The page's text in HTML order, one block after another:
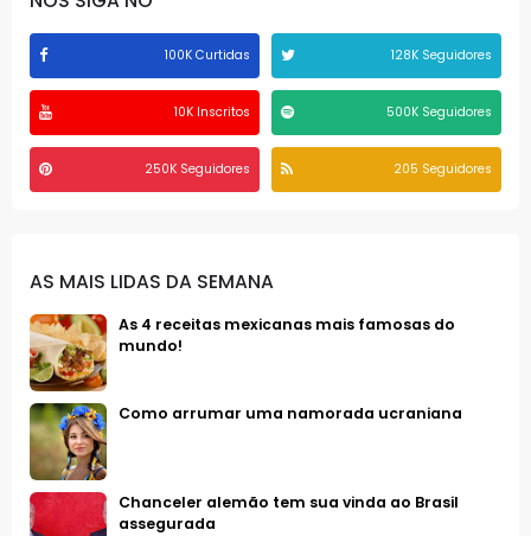
100K Curtidas 128K Seguidores
10K Inscritos 500K Seguidores
250K Seguidores 205 Seguidores
AS MAIS LIDAS DA SEMANA
As 4 receitas mexicanas mais famosas do
mundo!
Como arrumar uma namorada ucraniana
Chanceler alemão tem sua vinda ao Brasil
assegurada